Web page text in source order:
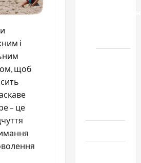
і
щоб
– це